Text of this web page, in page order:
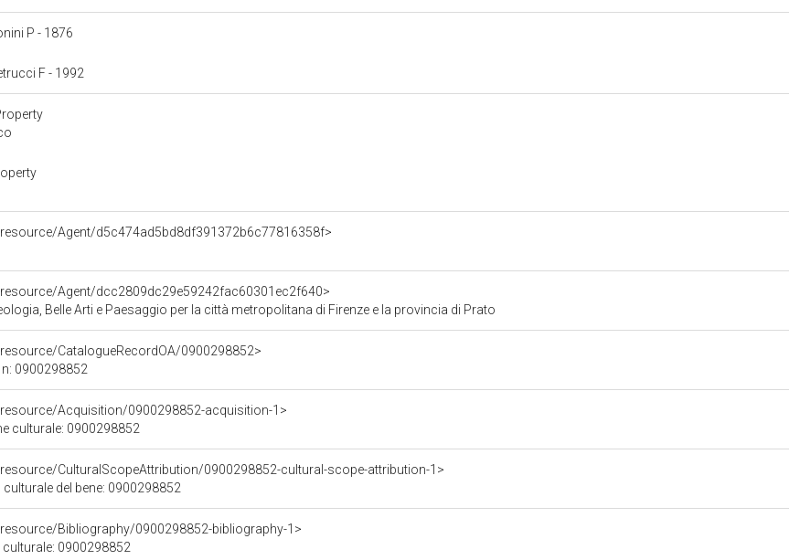
P - 1876
F - 1992
Agent/d5c474ad5bd8df391372b6c77816358f>
Agent/dcc2809dc29e59242fac60301ec2f640>
Belle Arti e Paesaggio per la città metropolitana di Firenze e la provincia di Prato
CatalogueRecordOA/0900298852>
0900298852
Acquisition/0900298852-acquisition-1>
culturale: 0900298852
CulturalScopeAttribution/0900298852-cultural-scope-attribution-1>
del bene: 0900298852
Bibliography/0900298852-bibliography-1>
0900298852